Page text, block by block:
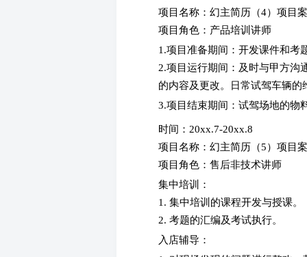
项目名称：幻主简历（4）项目
项目角色：产品培训讲师
1.项目准备期间：开发课件和考
2.项目运行期间：及时与甲方沟
的内容及更改。日常试驾车辆的
3.项目结束期间：试驾场地的物
时间：20xx.7-20xx.8
项目名称：幻主简历（5）项目
项目角色：售后非技术讲师
集中培训：
1. 集中培训的课程开发与授课。
2. 考题的汇编及考试执行。
入店辅导：